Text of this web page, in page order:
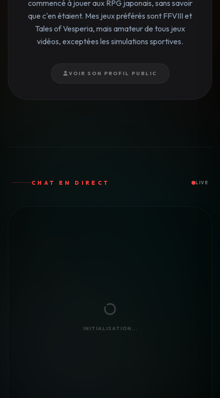
commencé à jouer aux RPG japonais, sans savoir
que c'en étaient. Mes jeux préférés sont FFVIII et
Tales of Vesperia, mais amateur de tous jeux
vidéos, exceptées les simulations sportives.
VOIR SON PROFIL PUBLIC
CHAT EN DIRECT LIVE
INITIALISATION...